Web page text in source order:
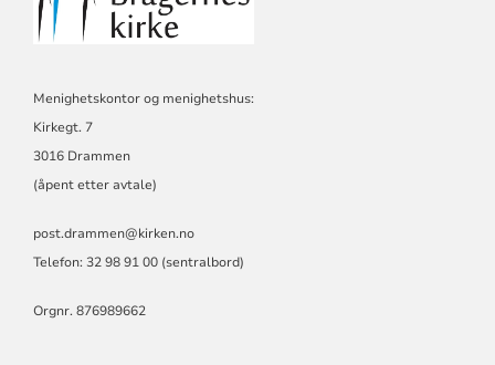
Menighetskontor og menighetshus:
Kirkegt. 7
3016 Drammen
(åpent etter avtale)
post.drammen@kirken.no
Telefon: 32 98 91 00 (sentralbord)
Orgnr. 876989662